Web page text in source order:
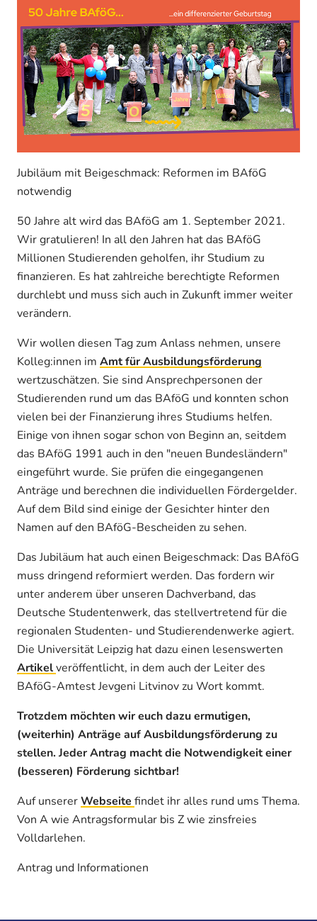
Jubiläum mit Beigeschmack: Reformen im BAföG
notwendig
50 Jahre alt wird das BAföG am 1. September 2021.
Wir gratulieren! In all den Jahren hat das BAföG
Millionen Studierenden geholfen, ihr Studium zu
finanzieren. Es hat zahlreiche berechtigte Reformen
durchlebt und muss sich auch in Zukunft immer weiter
verändern.
Wir wollen diesen Tag zum Anlass nehmen, unsere
Kolleg:innen im Amt für Ausbildungsförderung
wertzuschätzen. Sie sind Ansprechpersonen der
Studierenden rund um das BAföG und konnten schon
vielen bei der Finanzierung ihres Studiums helfen.
Einige von ihnen sogar schon von Beginn an, seitdem
das BAföG 1991 auch in den "neuen Bundesländern"
eingeführt wurde. Sie prüfen die eingegangenen
Anträge und berechnen die individuellen Fördergelder.
Auf dem Bild sind einige der Gesichter hinter den
Namen auf den BAföG-Bescheiden zu sehen.
Das Jubiläum hat auch einen Beigeschmack: Das BAföG
muss dringend reformiert werden. Das fordern wir
unter anderem über unseren Dachverband, das
Deutsche Studentenwerk, das stellvertretend für die
regionalen Studenten- und Studierendenwerke agiert.
Die Universität Leipzig hat dazu einen lesenswerten
Artikelveröffentlicht, in dem auch der Leiter des
BAföG-Amtest Jevgeni Litvinov zu Wort kommt.
Trotzdem möchten wir euch dazu ermutigen,
(weiterhin) Anträge auf Ausbildungsförderung zu
stellen. Jeder Antrag macht die Notwendigkeit einer
(besseren) Förderung sichtbar!
Auf unsererWebseite findet ihr alles rund ums Thema.
Von A wie Antragsformular bis Z wie zinsfreies
Volldarlehen.
Antrag und Informationen